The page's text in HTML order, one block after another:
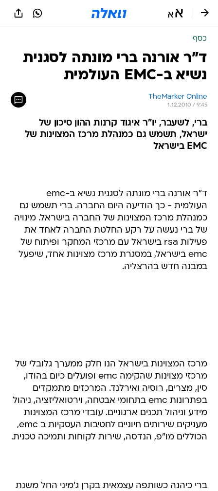
כסף
ד"ר אורנה ברי מונתה לסגנית
נשיא ב-EMC העולמית
TheMarker Online
1.12.2010 / 9:45
ברי, לשעבר, יו"ר איגוד קרנות ההון סיכון של
ישראל, תשמש גם כמנהלת מרכז המצוינות של
EMC בישראל
ד"ר אורנה ברי מונתה לסגנית נשיא ב-emc
העולמית - כך הודיעה היום החברה. ברי תשמש גם
כמנהלת מרכז המצוינות של החברה בישראל. מינויה
של ברי נעשה על רקע החלטת החברה לאחד את
פעילות rsa בישראל עם מרכזי המחקר ופיתוח של
emc בישראל, במסגרת מרכז מצוינות אחד, שיפעל
במבנה חדש בהרצליה.
מרכז המצוינות בישראל הנו חלק ממערך גלובלי של
מרכזי מצוינות שהקימה emc ופועלים כיום בהודו,
סין, מצרים, רוסיה ואירלנד. המרכזים מתמקדים
בפתרונות emc בתחומי אבטחה, וירטואליזציה, ניהול
מידע וניהול תכנים ארגוניים. עובדי מרכז המצוינות
מעניקים שירותים חיוניים לחטיבות העסקיות ב emc,
הכוללים מו"פ, הנדסה, שירות לקוחות ותמיכה טכנית.
ברי כיהנה כשותפה עצמאית בקרן ג'מיני החל משנת